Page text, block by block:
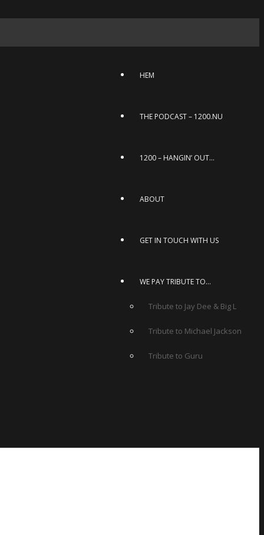
HEM
THE PODCAST – 1200.NU
1200 – HANGIN’ OUT…
ABOUT
GET IN TOUCH WITH US
WE PAY TRIBUTE TO…
Tribute to Jay Dee & Big L
Tribute to Michael Jackson
Tribute to Guru